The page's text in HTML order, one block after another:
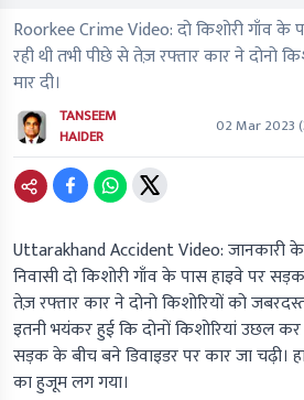
Roorkee Crime Video: दो किशोरी गाँव
रही थी तभी पीछे से तेज़ रफ्तार कार ने दोनो
मार दी।
TANSEEM
HAIDER
02 Mar 2023
Uttarakhand Accident Video: जानकारी के
निवासी दो किशोरी गाँव के पास हाइवे पर
तेज़ रफ्तार कार ने दोनो किशोरियों को
इतनी भयंकर हुई कि दोनों किशोरियां उछल
सड़क के बीच बने डिवाइडर पर कार जा चढ़ी।
का हुजूम लग गया।